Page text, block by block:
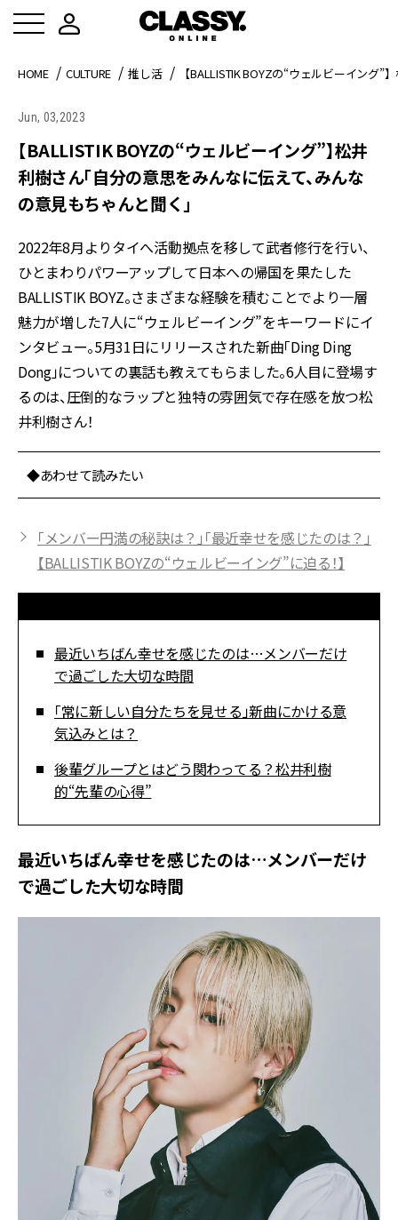
HOME CULTURE 推し活 【BALLISTIK BOYZの“ウェルビーイング
Jun, 03,2023
【BALLISTIK BOYZの“ウェルビーイング”】松井
利樹さん「自分の意思をみんなに伝えて、みんな
の意見もちゃんと聞く」
2022年8月よりタイへ活動拠点を移して武者修行を行い、
ひとまわりパワーアップして日本への帰国を果たした
BALLISTIK BOYZ。さまざまな経験を積むことでより一層
魅力が増した7人に“ウェルビーイング”をキーワードにイ
ンタビュー。5月31日にリリースされた新曲「Ding Ding
Dong」についての裏話も教えてもらました。6人目に登場す
るのは、圧倒的なラップと独特の雰囲気で存在感を放つ松
井利樹さん！
◆あわせて読みたい
「メンバー円満の秘訣は？」「最近幸せを感じたのは？」
【BALLISTIK BOYZの“ウェルビーイング”に迫る！】
最近いちばん幸せを感じたのは…メンバーだけ
で過ごした大切な時間
「常に新しい自分たちを見せる」新曲にかける意
気込みとは？
後輩グループとはどう関わってる？松井利樹
的“先輩の心得”
最近いちばん幸せを感じたのは…メンバーだけ
で過ごした大切な時間